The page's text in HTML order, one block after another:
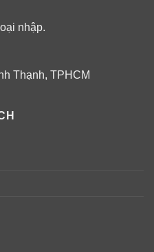
đề kháng trẻ 1-
chế phẩm vi lượng
6C, Cinchona
nhập.
Thạnh, TPHCM